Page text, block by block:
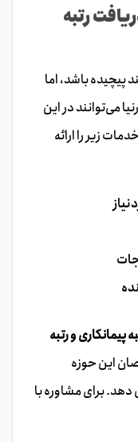
رتبه
پیچیده باشد، اما
می‌توانند در این
زیر را ارائه
پیمانکاری و رتبه
این حوزه
برای مشاوره با